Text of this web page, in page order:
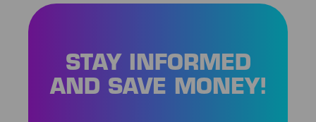
STAY INFORMED
AND SAVE MONEY!